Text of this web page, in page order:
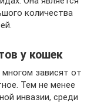
количества
у кошек
многом зависят от
Тем не менее
инвазии, среди